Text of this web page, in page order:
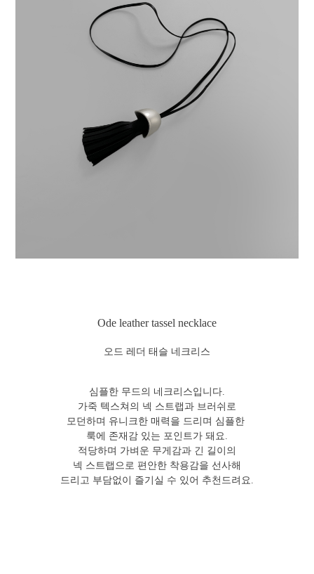
Ode leather tassel necklace
오드 레더 태슬 네크리스
심플한 무드의 네크리스입니다.
가죽 텍스쳐의 넥 스트랩과 브러쉬로
모던하며 유니크한 매력을 드리며 심플한
룩에 존재감 있는 포인트가 돼요.
적당하며 가벼운 무게감과 긴 길이의
넥 스트랩으로 편안한 착용감을 선사해
드리고 부담없이 즐기실 수 있어 추천드려요.